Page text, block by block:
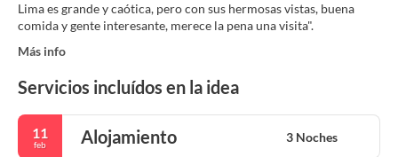
Lima es grande y caótica, pero con sus hermosas vistas, buena
Más info
Servicios incluídos en la idea
11
feb Alojamiento 3 Noches